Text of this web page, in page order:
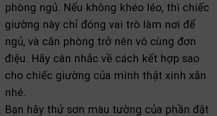
phòng ngủ. Nếu không khéo léo, thì chiếc
giường này chỉ đóng vai trò làm nơi để
ngủ, và căn phòng trở nên vô cùng đơn
điệu. Hãy cân nhắc về cách kết hợp sao
cho chiếc giường của mình thật xinh xắn
nhé.
Bạn hãy thử sơn màu tường của phần đặt